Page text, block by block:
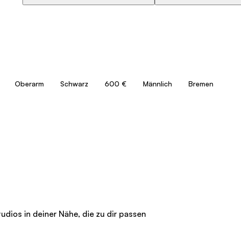
Oberarm Schwarz 600 € Männlich Bremen
in deiner Nähe, die zu dir passen